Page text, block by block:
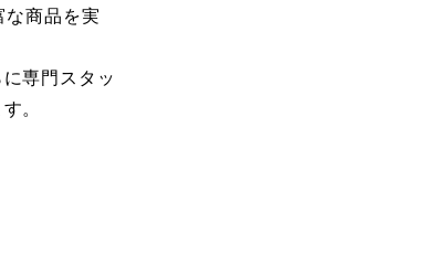
な商品を実
専門スタッ
。